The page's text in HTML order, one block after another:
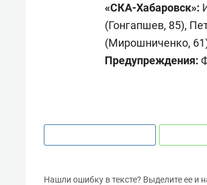
«СКА-Хабаровск»:
(Гонгапшев, 85),
(Мирошниченко,
Предупреждения:
Нашли ошибку в тексте? Выделите ее и